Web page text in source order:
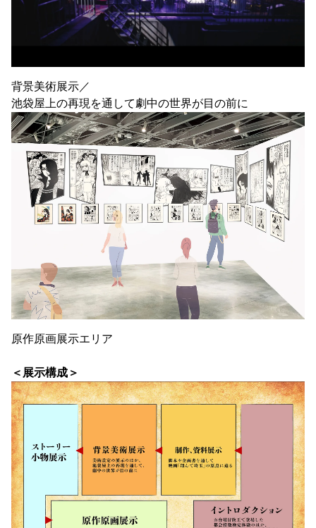
背景美術展示／
池袋屋上の再現を通して劇中の世界が目の前に
原作原画展示エリア
＜展示構成＞